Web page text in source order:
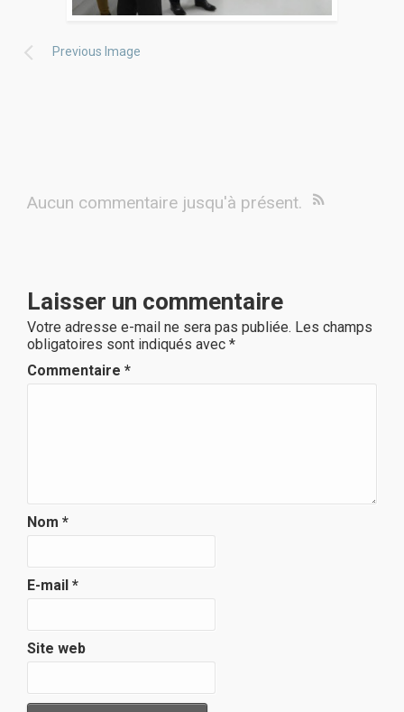
Previous Image
Aucun commentaire jusqu'à présent.
Laisser un commentaire
Votre adresse e-mail ne sera pas publiée. Les champs
obligatoires sont indiqués avec *
Commentaire *
Nom *
E-mail *
Site web